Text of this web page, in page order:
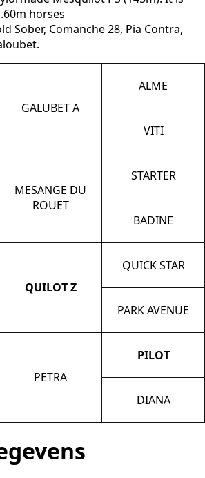
horses
Sober, Comanche 28, Pia Contra,
GALUBET A
ALME
VITI
MESANGE DU
ROUET
STARTER
BADINE
QUILOT Z
QUICK STAR
PARK AVENUE
PETRA
PILOT
DIANA